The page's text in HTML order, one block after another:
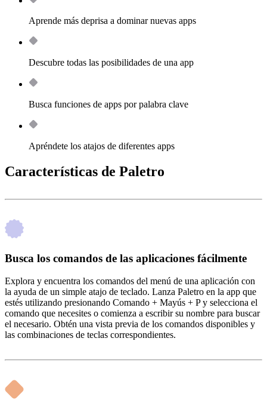
Aprende más deprisa a dominar nuevas apps
Descubre todas las posibilidades de una app
Busca funciones de apps por palabra clave
Apréndete los atajos de diferentes apps
Características de Paletro
Busca los comandos de las aplicaciones fácilmente
Explora y encuentra los comandos del menú de una aplicación con
la ayuda de un simple atajo de teclado. Lanza Paletro en la app que
estés utilizando presionando Comando + Mayús + P y selecciona el
comando que necesites o comienza a escribir su nombre para buscar
el necesario. Obtén una vista previa de los comandos disponibles y
las combinaciones de teclas correspondientes.